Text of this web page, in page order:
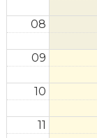
08
09
10
11